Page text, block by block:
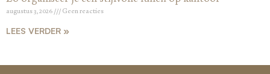
augustus 3, 2026 Geen reacties
LEES VERDER »